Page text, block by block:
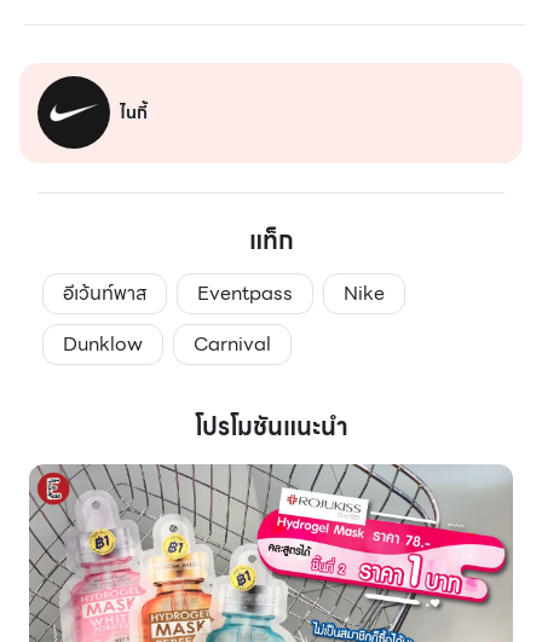
ไนกี้
แท็ก
อีเว้นท์พาส Eventpass
Nike
Dunklow
Carnival
โปรโมชันแนะนำ